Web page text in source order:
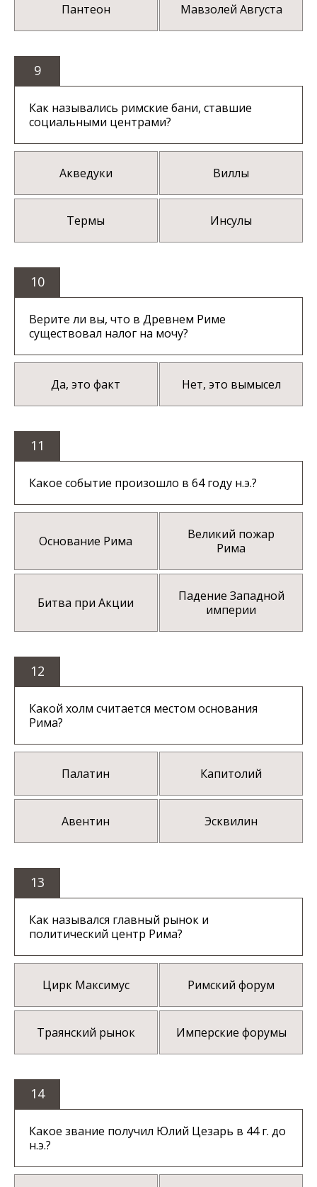
Пантеон Мавзолей Августа
9
Как назывались римские бани, ставшие
социальными центрами?
Акведуки Виллы
Термы Инсулы
10
Верите ли вы, что в Древнем Риме
существовал налог на мочу?
Да, это факт Нет, это вымысел
11
Какое событие произошло в 64 году н.э.?
Основание Рима
Великий пожар
Рима
Битва при Акции
Падение Западной
империи
12
Какой холм считается местом основания
Рима?
Палатин Капитолий
Авентин Эсквилин
13
Как назывался главный рынок и
политический центр Рима?
Цирк Максимус Римский форум
Траянский рынок Имперские форумы
14
Какое звание получил Юлий Цезарь в 44 г. до
н.э.?